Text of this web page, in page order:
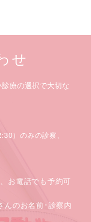
せ
療の選択で大切な
）のみの診察、
お電話でも予約可
んのお名前･診察内